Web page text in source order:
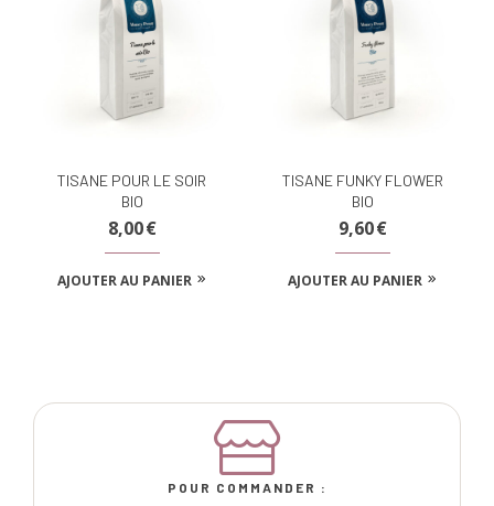
TISANE POUR LE SOIR
BIO
8,00€
AJOUTER AU PANIER
TISANE FUNKY FLOWER
BIO
9,60€
AJOUTER AU PANIER
POUR COMMANDER :